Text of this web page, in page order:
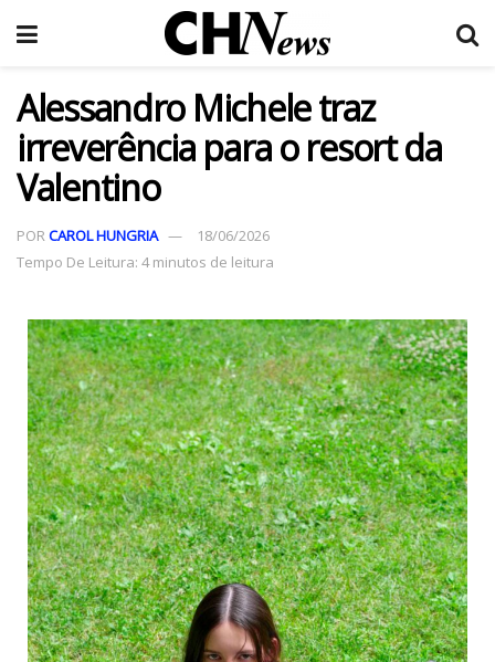
Alessandro Michele traz
irreverência para o resort da
Valentino
PORCAROL HUNGRIA
18/06/2026
Tempo De Leitura: 4 minutos de leitura